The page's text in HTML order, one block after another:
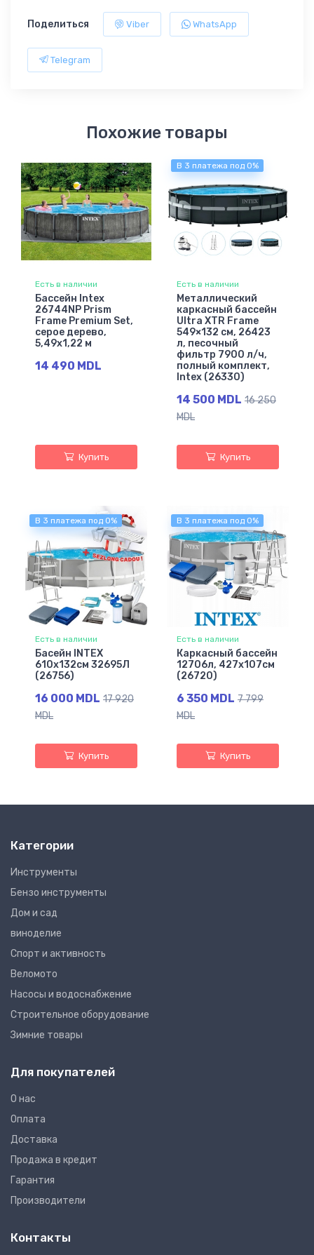
Поделиться Viber WhatsApp
Telegram
Похожие товары
Есть в наличии
Бассейн Intex
26744NP Prism
Frame Premium Set,
серое дерево,
5,49x1,22 м
14 490 MDL
Купить
В 3 платежа под 0%
Есть в наличии
Металлический
каркасный бассейн
Ultra XTR Frame
549×132 см, 26423
л, песочный
фильтр 7900 л/ч,
полный комплект,
Intex (26330)
14 500 MDL 16 250
MDL
Купить
В 3 платежа под 0%
Есть в наличии
Басейн INTEX
610х132см 32695Л
(26756)
16 000 MDL 17 920
MDL
Купить
В 3 платежа под 0%
Есть в наличии
Каркасный бассейн
12706л, 427х107см
(26720)
6 350 MDL 7 799
MDL
Купить
Категории
Инструменты
Бензо инструменты
Дом и сад
виноделие
Спорт и активность
Веломото
Насосы и водоснабжение
Строительное оборудование
Зимние товары
Для покупателей
О нас
Оплата
Доставка
Продажа в кредит
Гарантия
Производители
Контакты